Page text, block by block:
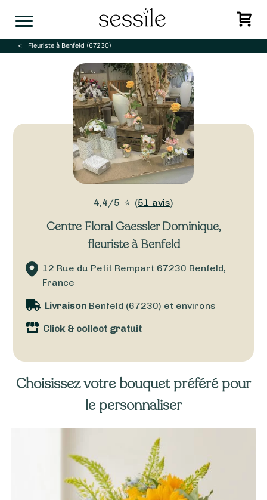
Fleuriste à Benfeld (67230)
4,4/5 ⭐ (51 avis)
Centre Floral Gaessler Dominique,
fleuriste à Benfeld
12 Rue du Petit Rempart 67230 Benfeld,
France
LivraisonBenfeld (67230) et environs
Click & collect gratuit
Choisissez votre bouquet préféré pour
le personnaliser